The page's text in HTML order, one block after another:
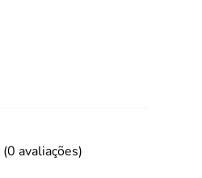
(0 avaliações)